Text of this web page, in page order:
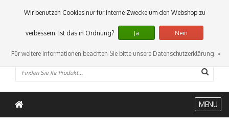
0 Artikel
MENU
Wir benutzen Cookies nur für interne Zwecke um den Webshop zu
verbessern. Ist das in Ordnung? Ja Nein
Für weitere Informationen beachten Sie bitte unsere Datenschutzerklärung. »